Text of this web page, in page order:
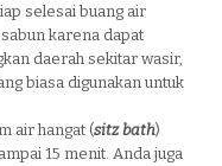
selesai buang air
karena dapat
daerah sekitar wasir,
biasa digunakan untuk
air hangat (sitz bath)
15 menit. Anda juga